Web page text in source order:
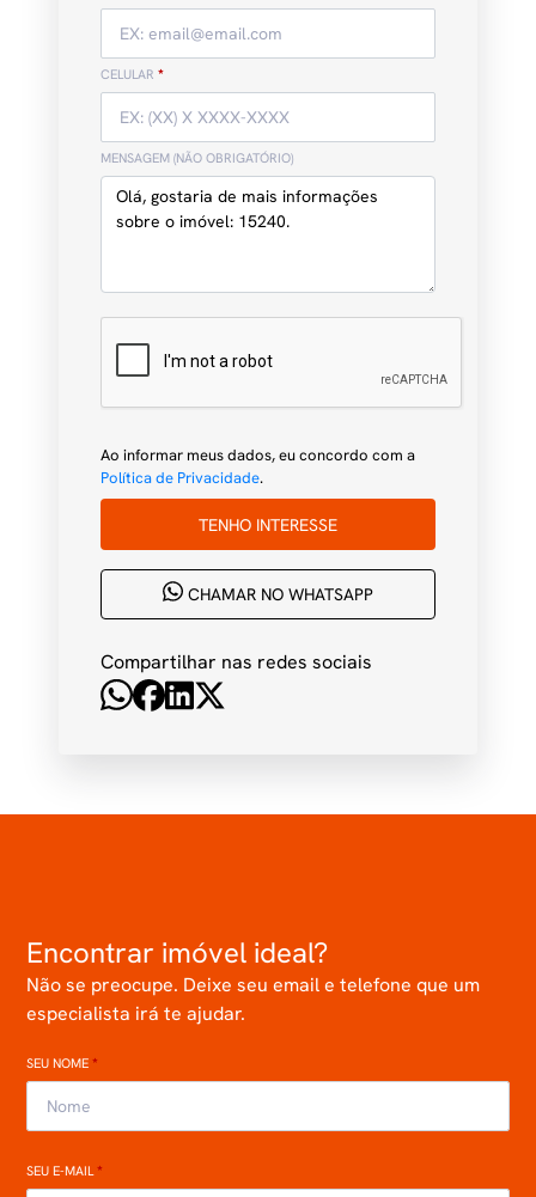
CELULAR *
MENSAGEM (NÃO OBRIGATÓRIO)
Ao informar meus dados, eu concordo com a
Política de Privacidade.
TENHO INTERESSE
CHAMAR NO WHATSAPP
Compartilhar nas redes sociais
Encontrar imóvel ideal?
Não se preocupe. Deixe seu email e telefone que um
especialista irá te ajudar.
SEU NOME*
SEU E-MAIL*